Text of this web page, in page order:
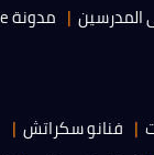
مدونة Tekkie
فنانو سكراتش